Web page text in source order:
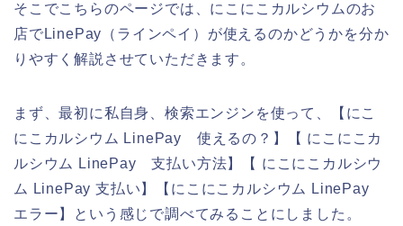
そこでこちらのページでは、にこにこカルシウムのお
店でLinePay（ラインペイ）が使えるのかどうかを分か
りやすく解説させていただきます。
まず、最初に私自身、検索エンジンを使って、【にこ
にこカルシウム LinePay 使えるの？】【 にこにこカ
ルシウム LinePay 支払い方法】【 にこにこカルシウ
ム LinePay 支払い】【にこにこカルシウム LinePay
エラー】という感じで調べてみることにしました。